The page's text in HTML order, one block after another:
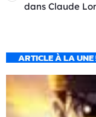
dans Claude
ARTICLE À LA UNE